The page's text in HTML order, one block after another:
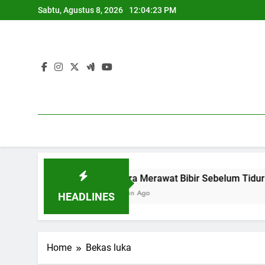
to
Sabtu, Agustus 8, 2026 12:04:24 PM
HEADLINES
5 Cara Merawat Bibir Sebelum Tidur
1 Tahun Ago
Home Bekas luka